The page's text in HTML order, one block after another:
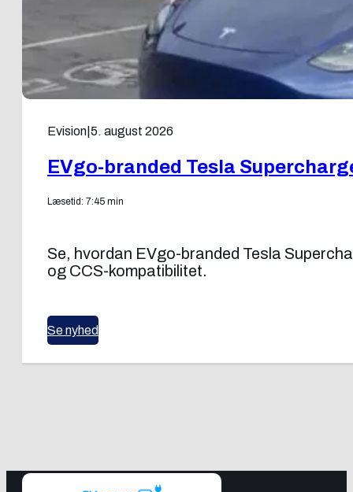
Evision 5. august 2026
EVgo-branded Tesla
Læsetid: 7:45 min
Se, hvordan EVgo-branded Tesla
og CCS-kompatibilitet.
Se nyhed